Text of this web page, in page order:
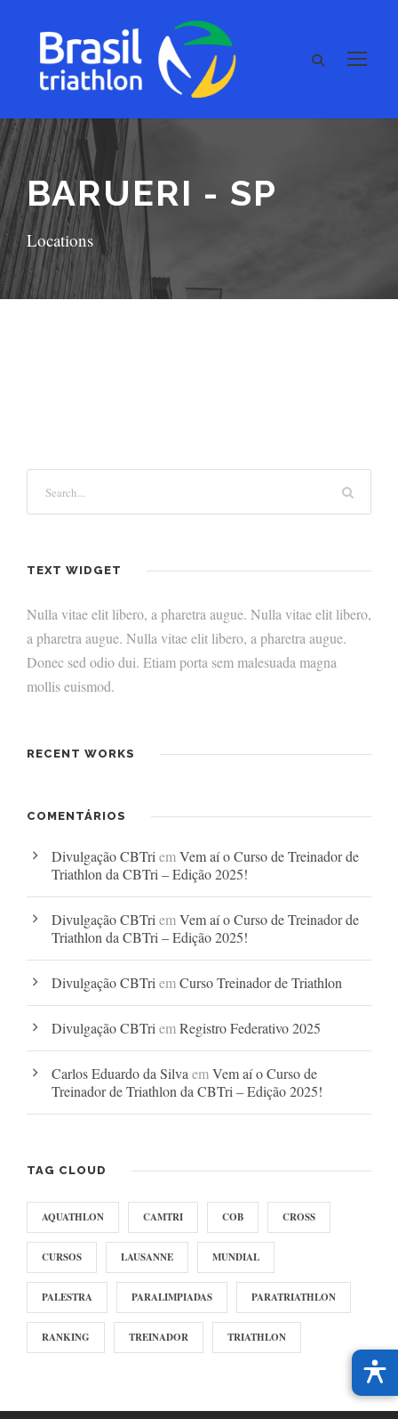
BARUERI - SP
Locations
TEXT WIDGET
Nulla vitae elit libero, a pharetra augue. Nulla vitae elit libero,
a pharetra augue. Nulla vitae elit libero, a pharetra augue.
Donec sed odio dui. Etiam porta sem malesuada magna
mollis euismod.
RECENT WORKS
COMENTÁRIOS
Divulgação CBTriemVem aí o Curso de Treinador de
Triathlon da CBTri – Edição 2025!
Divulgação CBTriemVem aí o Curso de Treinador de
Triathlon da CBTri – Edição 2025!
Divulgação CBTriemCurso Treinador de Triathlon
Divulgação CBTriemRegistro Federativo 2025
Carlos Eduardo da SilvaemVem aí o Curso de
Treinador de Triathlon da CBTri – Edição 2025!
TAG CLOUD
AQUATHLON CAMTRI COB CROSS
CURSOS LAUSANNE MUNDIAL
PALESTRA PARALIMPIADAS PARATRIATHLON
RANKING TREINADOR TRIATHLON